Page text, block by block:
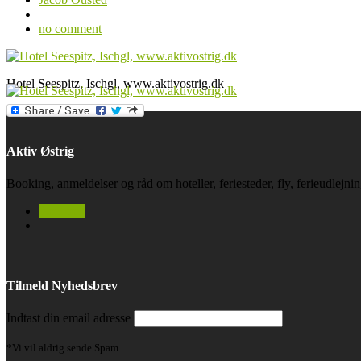
no comment
Hotel Seespitz, Ischgl, www.aktivostrig.dk
Aktiv Østrig
Booking, anmeldelser og råd om hoteller, feriesteder, fly,
Tilmeld Nyhedsbrev
Indtast din email adresse
*Vi vil aldrig sende Spam